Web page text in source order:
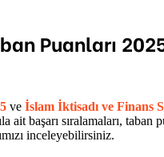
Puanları
ve İslam İktisadı ve Finans
ait başarı sıralamaları,
inceleyebilirsiniz.